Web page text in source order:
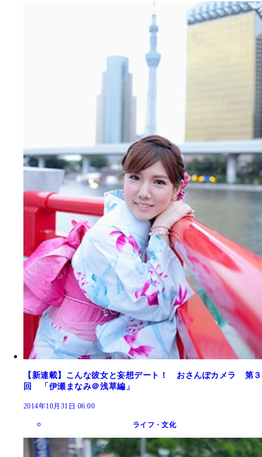
【新連載】こんな彼女と妄想デート！ おさんぽカメラ 第３
回 「伊瀬まなみ＠浅草編」
2014年10月31日 06:00
ライフ・文化